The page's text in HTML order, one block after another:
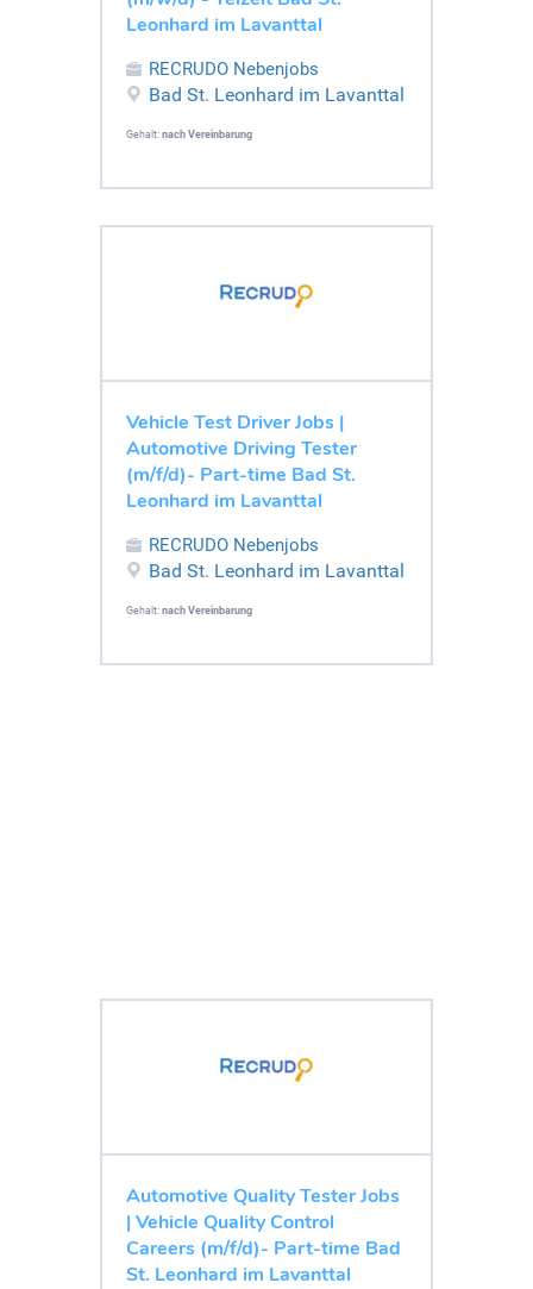
Leonhard im Lavanttal
RECRUDO Nebenjobs
Bad St. Leonhard im Lavanttal
Gehalt: nach Vereinbarung
Vehicle Test Driver Jobs |
Automotive Driving Tester
(m/f/d)- Part-time Bad St.
Leonhard im Lavanttal
RECRUDO Nebenjobs
Bad St. Leonhard im Lavanttal
Gehalt: nach Vereinbarung
Automotive Quality Tester Jobs
| Vehicle Quality Control
Careers (m/f/d)- Part-time Bad
St. Leonhard im Lavanttal